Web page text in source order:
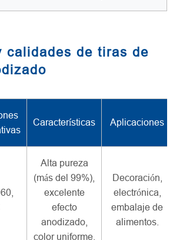
calidades de tiras de
Características Aplicaciones
Alta pureza
(más del 99%),
excelente
efecto
anodizado,
color uniforme.
Decoración,
electrónica,
embalaje de
alimentos.